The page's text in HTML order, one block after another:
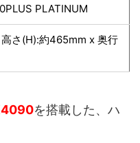
PLATINUM
さ(H):約465mm x 奥行
を搭載した、ハ